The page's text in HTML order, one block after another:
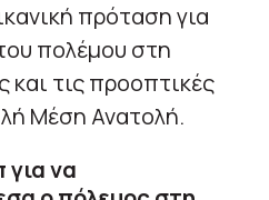
πρόταση για
πολέμου στη
και τις προοπτικές
Μέση Ανατολή.
για να